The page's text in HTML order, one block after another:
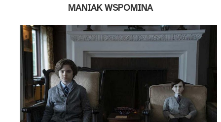
MANIAK WSPOMINA